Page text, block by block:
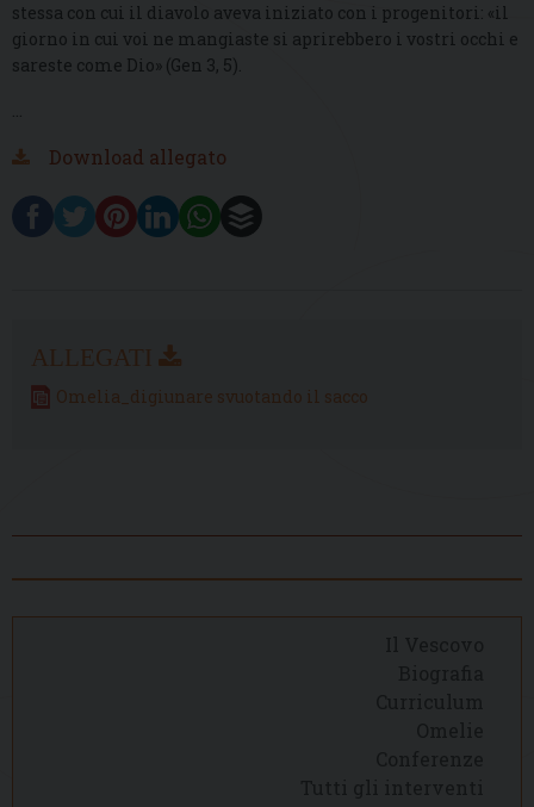
stessa con cui il diavolo aveva iniziato con i progenitori: «il
giorno in cui voi ne mangiaste si aprirebbero i vostri occhi e
sareste come Dio» (Gen 3, 5).
…
Download allegato
Omelia_digiunare svuotando il sacco